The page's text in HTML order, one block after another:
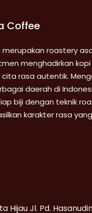
Coffee
roastery
menghadirkan
rasa autentik.
daerah di
biji dengan teknik
karakter rasa
Hijau Jl. Pd.